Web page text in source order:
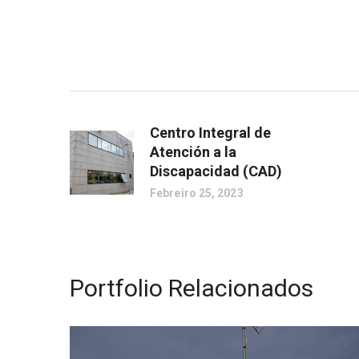
Centro Integral de
Atención a la
Discapacidad (CAD)
Febreiro 25, 2023
Portfolio Relacionados